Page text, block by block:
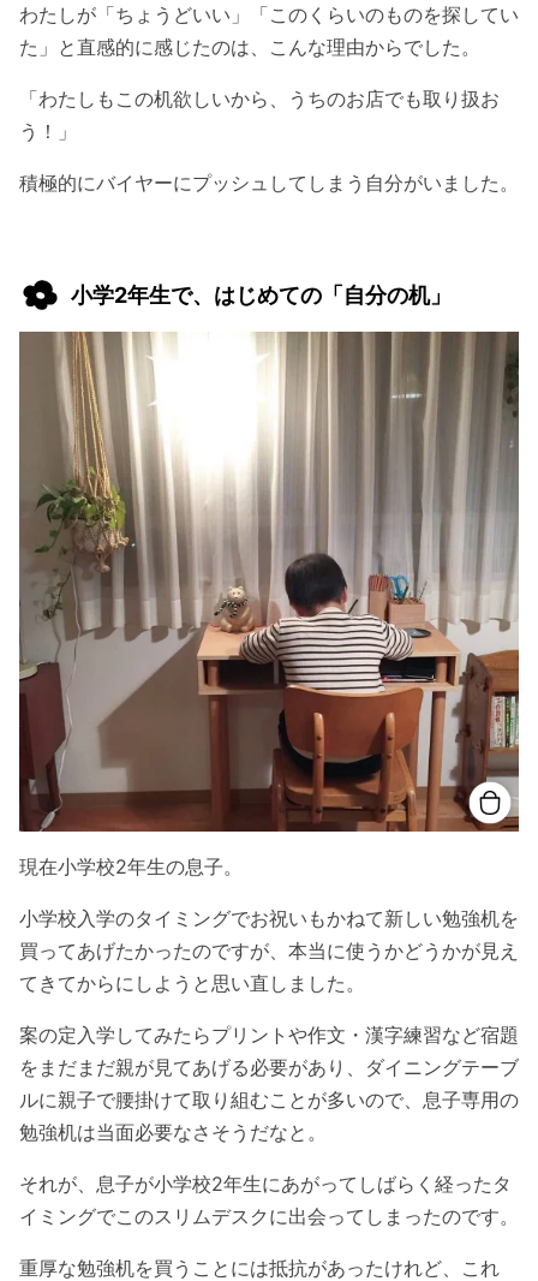
わたしが「ちょうどいい」「このくらいのものを探してい
た」と直感的に感じたのは、こんな理由からでした。
「わたしもこの机欲しいから、うちのお店でも取り扱お
う！」
積極的にバイヤーにプッシュしてしまう自分がいました。
小学2年生で、はじめての「自分の机」
現在小学校2年生の息子。
小学校入学のタイミングでお祝いもかねて新しい勉強机を
買ってあげたかったのですが、本当に使うかどうかが見え
てきてからにしようと思い直しました。
案の定入学してみたらプリントや作文・漢字練習など宿題
をまだまだ親が見てあげる必要があり、ダイニングテーブ
ルに親子で腰掛けて取り組むことが多いので、息子専用の
勉強机は当面必要なさそうだなと。
それが、息子が小学校2年生にあがってしばらく経ったタ
イミングでこのスリムデスクに出会ってしまったのです。
重厚な勉強机を買うことには抵抗があったけれど、これ